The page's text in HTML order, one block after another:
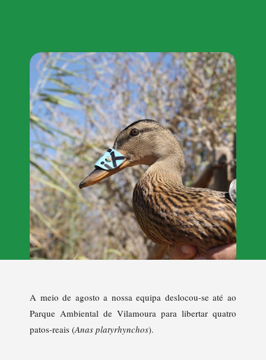
A meio de agosto a nossa equipa deslocou-se até ao
Parque Ambiental de Vilamoura para libertar quatro
patos-reais (Anas platyrhynchos).